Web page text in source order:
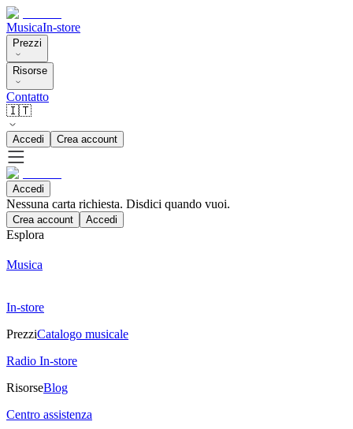
MusicaIn-store
Prezzi
Risorse
Contatto
🇮🇹
Accedi Crea account
Accedi
Nessuna carta richiesta. Disdici quando vuoi.
Crea account Accedi
Esplora
Musica
In-store
PrezziCatalogo musicale
Radio In-store
RisorseBlog
Centro assistenza